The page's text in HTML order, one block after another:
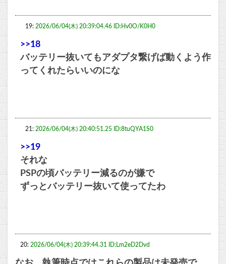
19: 2026/06/04(木) 20:39:04.46 ID:Hv0O/K0H0
>>18
バッテリー抜いてもアダプタ繋げば動くよう作
ってくれたらいいのにな
21: 2026/06/04(木) 20:40:51.25 ID:8tuQYA1S0
>>19
それな
PSPの頃バッテリー減るのが嫌で
ずっとバッテリー抜いて使ってたわ
20: 2026/06/04(木) 20:39:44.31 ID:Lm2eD2Dvd